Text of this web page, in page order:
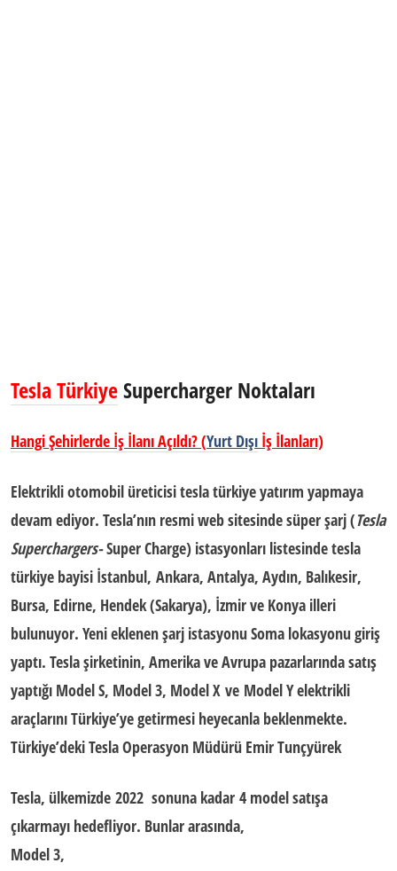
Tesla TürkiyeSupercharger Noktaları
Hangi Şehirlerde İş İlanı Açıldı? (Yurt Dışı İş İlanları)
Elektrikli otomobil üreticisi tesla türkiye yatırım yapmaya
devam ediyor. Tesla’nın resmi web sitesinde süper şarj (Tesla
Superchargers-Super Charge) istasyonları listesinde tesla
türkiye bayisi İstanbul, Ankara, Antalya, Aydın, Balıkesir,
Bursa, Edirne, Hendek (Sakarya), İzmir ve Konya illeri
bulunuyor. Yeni eklenen şarj istasyonu Soma lokasyonu giriş
yaptı. Tesla şirketinin, Amerika ve Avrupa pazarlarında satış
yaptığı Model S, Model 3, Model X ve Model Yelektrikli
araçlarını Türkiye’ye getirmesi heyecanla beklenmekte.
Türkiye’deki Tesla Operasyon Müdürü Emir Tunçyürek
Tesla, ülkemizde 2022 sonuna kadar 4 modelsatışa
çıkarmayı hedefliyor. Bunlar arasında,
Model 3,